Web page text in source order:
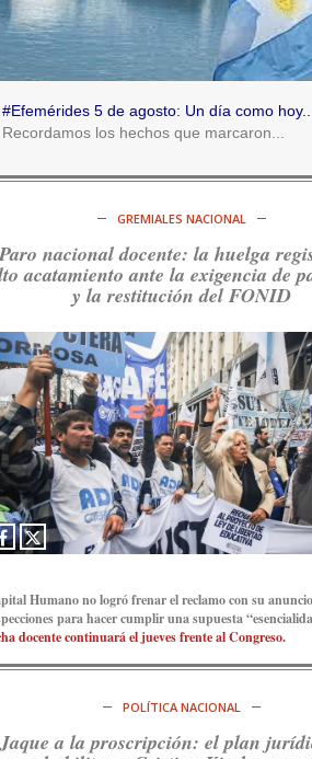
Consenso Patagónico
@consensopatagon
Consenso Patagónico
sus derechos y por su organización.
a intentar.https://t.co/dOrTo1dv3D
Consenso Patagónico
@consensopatagon
@caortega64: A#50AñosDelGolpe, la
presente y es futuro.https://t.co/
Consenso Patagónico
@consensopatagon
con Irán al petróleohttps://t.co/
t.co/ytaelKSfHm
Consenso Patagónico
@consensopatagon
#Efemérides 5 de agosto: Un día como hoy...
Recordamos los hechos que marcaron...
GREMIALES NACIONAL
nacional docente: la huelga
acatamiento ante la exigencia de
y la restitución del FONID
Humano no logró frenar el reclamo con su
para hacer cumplir una supuesta
docente continuará el jueves frente al Congreso.
POLÍTICA NACIONAL
Jaque a la proscripción: el plan